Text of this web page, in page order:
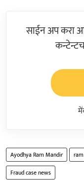
साईन अप करा
Ayodhya Ram Mandir
Fraud case news